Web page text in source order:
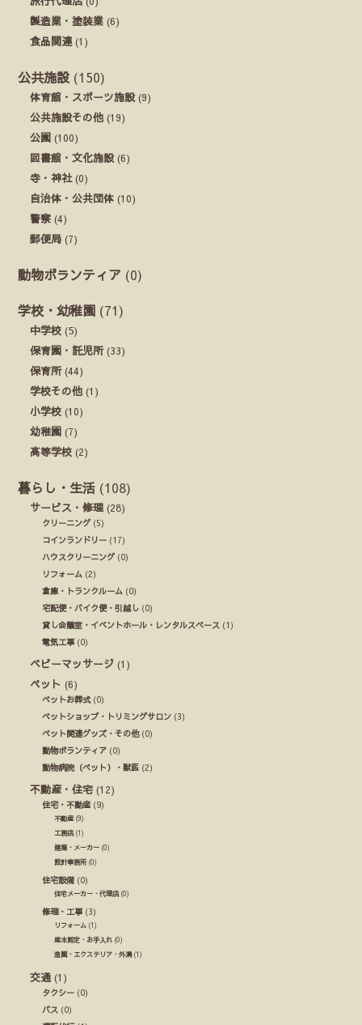
製造業・塗装業 (6)
食品関連 (1)
公共施設 (150)
体育館・スポーツ施設(9)
公共施設その他 (19)
公園 (100)
図書館・文化施設(6)
寺・神社(0)
自治体・公共団体 (10)
警察 (4)
郵便局 (7)
動物ボランティア (0)
学校・幼稚園 (71)
中学校 (5)
保育園・託児所(33)
保育所(44)
学校その他 (1)
小学校 (10)
幼稚園 (7)
高等学校 (2)
暮らし・生活 (108)
サービス・修理 (28)
クリーニング(5)
コインランドリー (17)
ハウスクリーニング(0)
リフォーム (2)
倉庫・トランクルーム (0)
宅配便・バイク便・引越し (0)
貸し会議室・イベントホール・レンタルスペース (1)
電気工事(0)
ベビーマッサージ (1)
ペット (6)
ペットお葬式(0)
ペットショップ・トリミングサロン (3)
ペット関連グッズ・その他(0)
動物ボランティア (0)
動物病院（ペット）・獣医 (2)
不動産・住宅 (12)
住宅・不動産 (9)
不動産 (9)
工務店 (1)
建築・メーカー (0)
設計事務所(0)
住宅設備(0)
住宅メーカー・代理店 (0)
修理・工事(3)
リフォーム (1)
庭木剪定・お手入れ (0)
造園・エクステリア・外溝(1)
交通 (1)
タクシー (0)
バス (0)